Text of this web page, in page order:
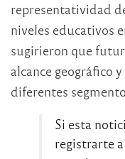
representatividad
niveles educativos
sugirieron que
alcance geográfico
diferentes
Si esta
registrarte